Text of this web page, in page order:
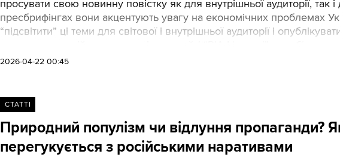
просувати свою новинну повістку як для внутрішньої аудиторії, так
пресбрифінгах вони акцентують увагу на економічних проблемах
“підсвітити” ці теми для світової і внутрішньої аудиторії і
2026-04-22 00:45
СТАТТІ
Природний популізм чи відлуння пропаганди?
перегукується з російськими наративами